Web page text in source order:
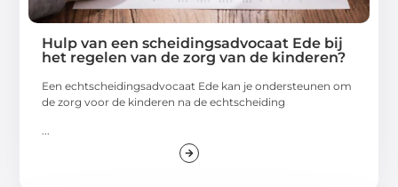
Hulp van een scheidingsadvocaat Ede bij
het regelen van de zorg van de kinderen?
Een echtscheidingsadvocaat Ede kan je ondersteunen om
de zorg voor de kinderen na de echtscheiding
...